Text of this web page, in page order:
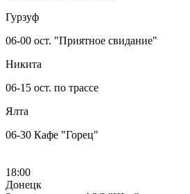
Гурзуф
06-00 ост. "Приятное свидание"
Никита
06-15 ост. по трассе
Ялта
06-30 Кафе "Горец"
18:00
Донецк